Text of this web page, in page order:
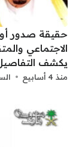
حقيقة صدور
يكشف
منذ 4 أسابيع